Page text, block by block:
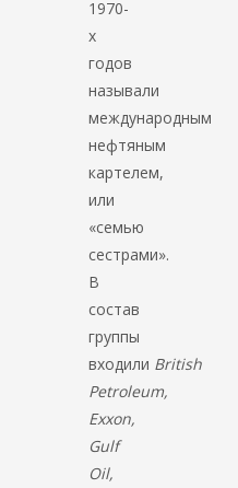
1970-
х
годов
называли
международным
нефтяным
картелем,
или
«семью
сестрами».
В
состав
группы
входили British
Petroleum,
Exxon,
Gulf
Oil,